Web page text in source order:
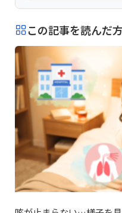
この記事を読んだ